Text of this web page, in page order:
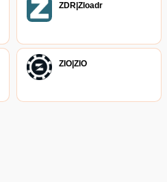
ZDR|Zloadr
ZIO|ZIO